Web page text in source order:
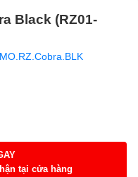
Black (RZ01-
MO.RZ.Cobra.BLK
tại cửa hàng